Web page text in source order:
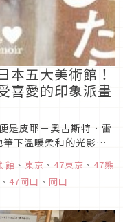
本五大美術館！
喜愛的印象派畫
是皮耶－奧古斯特．雷
下溫暖柔和的光影、
彩，至今仍深受世界各
間，日本將舉辦大型巡
ワール）》...
館 、 東京 、 47東京 、 47熊
、 47岡山 、 岡山